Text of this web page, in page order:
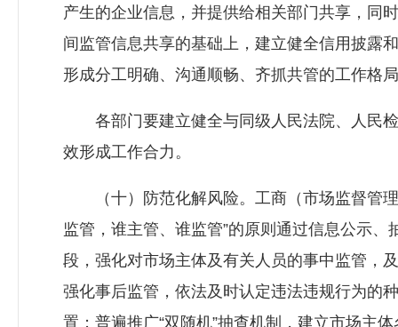
产生的企业信息，并提供给相关部门共享，同
间监管信息共享的基础上，建立健全信用披露
形成分工明确、沟通顺畅、齐抓共管的工作格
各部门要建立健全与同级人民法院、人民检
效形成工作合力。
（十）防范化解风险。工商（市场监督管理
监管，谁主管、谁监管”的原则通过信息公示
段，强化对市场主体及有关人员的事中监管，
强化事后监管，依法及时认定违法违规行为的
置；普遍推广“双随机”抽查机制，建立市场主